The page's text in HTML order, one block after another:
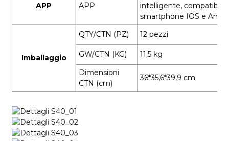
APP APP
intelligente, compatibile
smartphone IOS e
Imballaggio
QTY/CTN (PZ) 12 pezzi
GW/CTN (KG)
11,5 kg
Dimensioni
CTN (cm)
36*35,6*39,9 cm